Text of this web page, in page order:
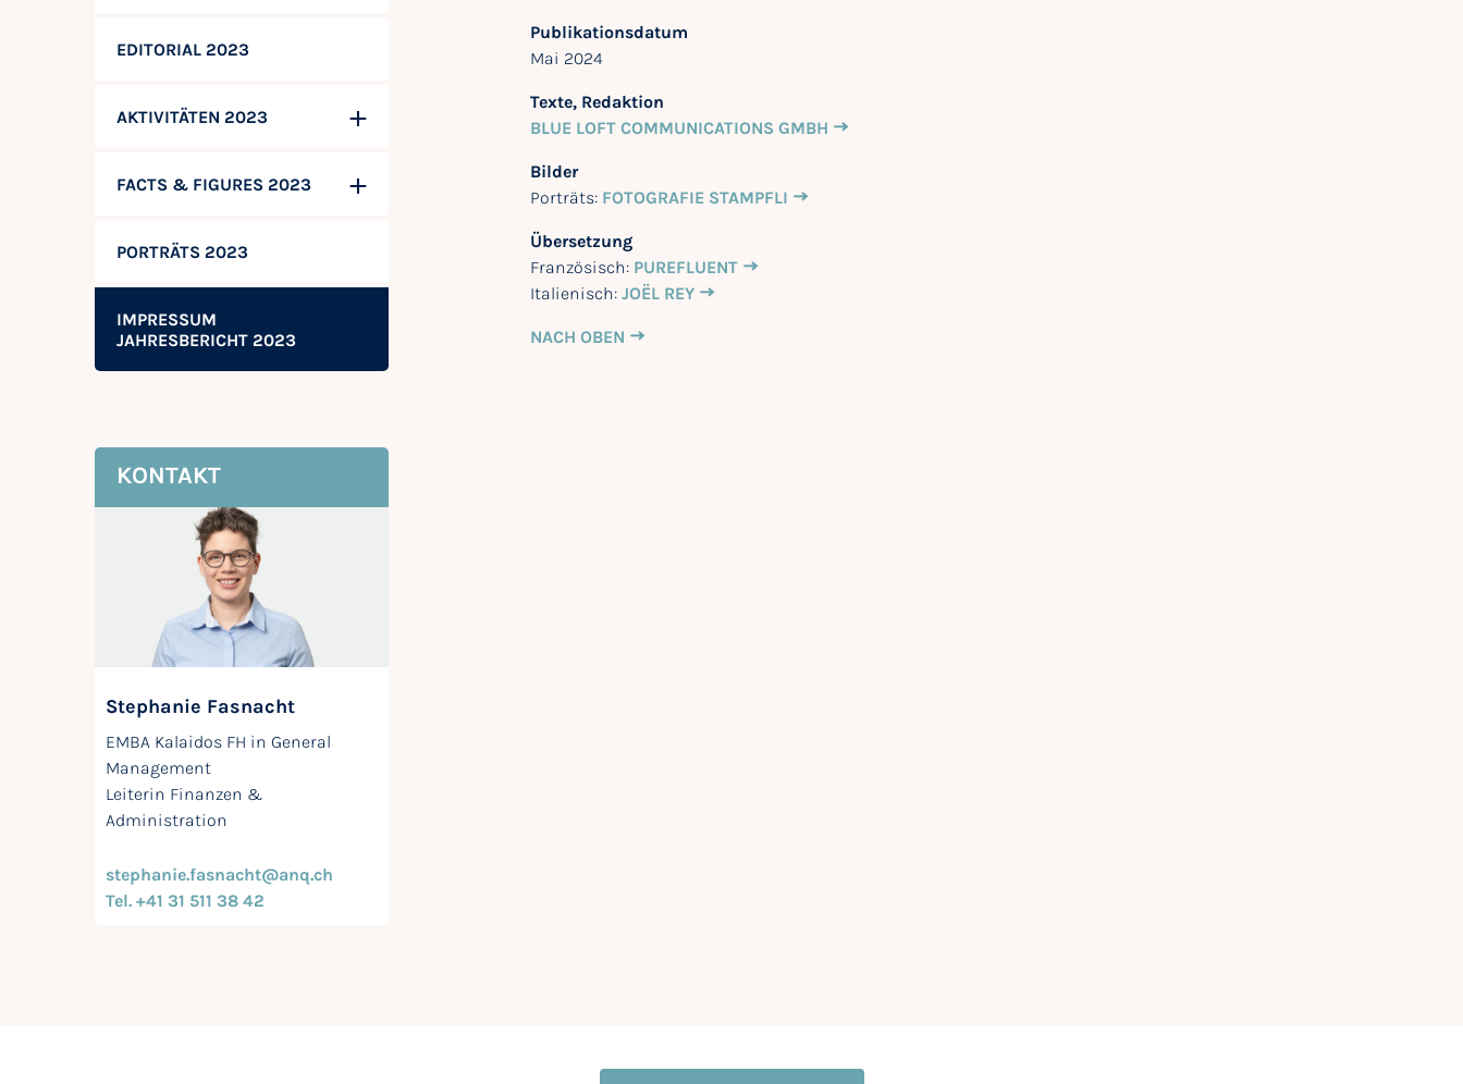
EDITORIAL 2023
AKTIVITÄTEN 2023
FACTS & FIGURES 2023
PORTRÄTS 2023
IMPRESSUM
JAHRESBERICHT 2023
KONTAKT
Stephanie Fasnacht
EMBA Kalaidos FH in General
Management
Leiterin Finanzen &
Administration
stephanie.fasnacht@anq.ch
Tel. +41 31 511 38 42
Publikationsdatum
Mai 2024
Texte, Redaktion
BLUE LOFT COMMUNICATIONS GMBH
Bilder
Porträts: FOTOGRAFIE STAMPFLI
Übersetzung
Französisch: PUREFLUENT
Italienisch: JOËL REY
NACH OBEN